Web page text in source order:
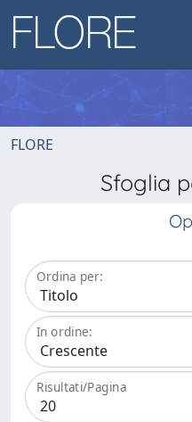
FLORE
Sfoglia
Ordina per:
In ordine:
Risultati/Pagina